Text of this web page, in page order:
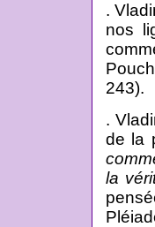
.
nos
243).
.
de la
la